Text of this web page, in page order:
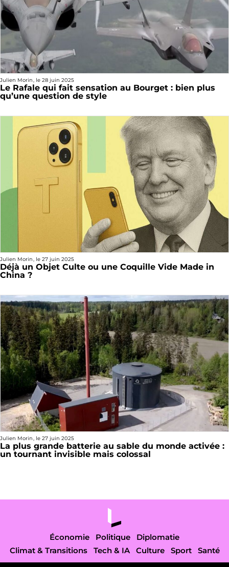
Julien Morin, le 28 juin 2025
Le Rafale qui fait sensation au Bourget : bien plus
qu’une question de style
Julien Morin, le 27 juin 2025
Déjà un Objet Culte ou une Coquille Vide Made in
China ?
Julien Morin, le 27 juin 2025
La plus grande batterie au sable du monde activée :
un tournant invisible mais colossal
Économie Politique
Diplomatie
Climat & Transitions
Tech & IA Culture Sport Santé